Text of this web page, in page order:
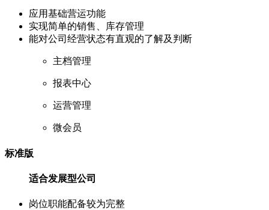
应用基础营运功能
实现简单的销售、库存管理
能对公司经营状态有直观的了解及判断
主档管理
报表中心
运营管理
微会员
标准版
适合发展型公司
岗位职能配备较为完整